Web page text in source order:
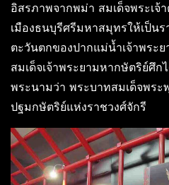
อิสรภาพจากพม่า สมเด็จพระเ
เมืองธนบุรีศรีมหาสมุทรให้เป็น
ตะวันตกของปากแม่น้ำเจ้าพระ
สมเด็จเจ้าพระยามหากษัตริย์ศึก
พระนามว่า พระบาทสมเด็จพร
ปฐมกษัตริย์แห่งราชวงศ์จักรี